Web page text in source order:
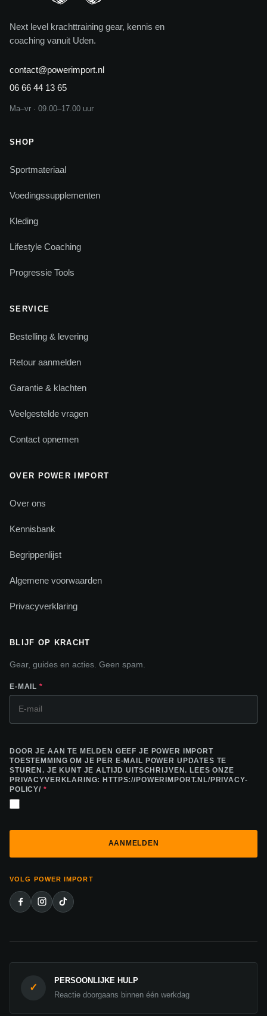
Next level krachttraining gear, kennis en
coaching vanuit Uden.
contact@powerimport.nl
06 66 44 13 65
Ma–vr · 09.00–17.00 uur
SHOP
Sportmateriaal
Voedingssupplementen
Kleding
Lifestyle Coaching
Progressie Tools
SERVICE
Bestelling & levering
Retour aanmelden
Garantie & klachten
Veelgestelde vragen
Contact opnemen
OVER POWER IMPORT
Over ons
Kennisbank
Begrippenlijst
Algemene voorwaarden
Privacyverklaring
BLIJF OP KRACHT
Gear, guides en acties. Geen spam.
E-MAIL *
DOOR JE AAN TE MELDEN GEEF JE POWER IMPORT
TOESTEMMING OM JE PER E-MAIL POWER UPDATES TE
STUREN. JE KUNT JE ALTIJD UITSCHRIJVEN. LEES ONZE
PRIVACYVERKLARING: HTTPS://POWERIMPORT.NL/PRIVACY-
POLICY/ *
VOLG POWER IMPORT
✓
PERSOONLIJKE HULP
Reactie doorgaans binnen één werkdag